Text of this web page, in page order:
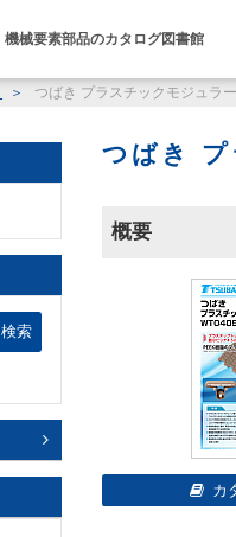
機械要素部品のカタログ図書館
つばき プラスチックモジュラ
つばき
概要
検索